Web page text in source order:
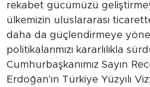
rekabet gücümüzü
ülkemizin uluslararası
daha da güçlendirmeye
politikalarımızı kararlılıkla
Cumhurbaşkanımız Sayın
Erdoğan'ın Türkiye Yüzyılı